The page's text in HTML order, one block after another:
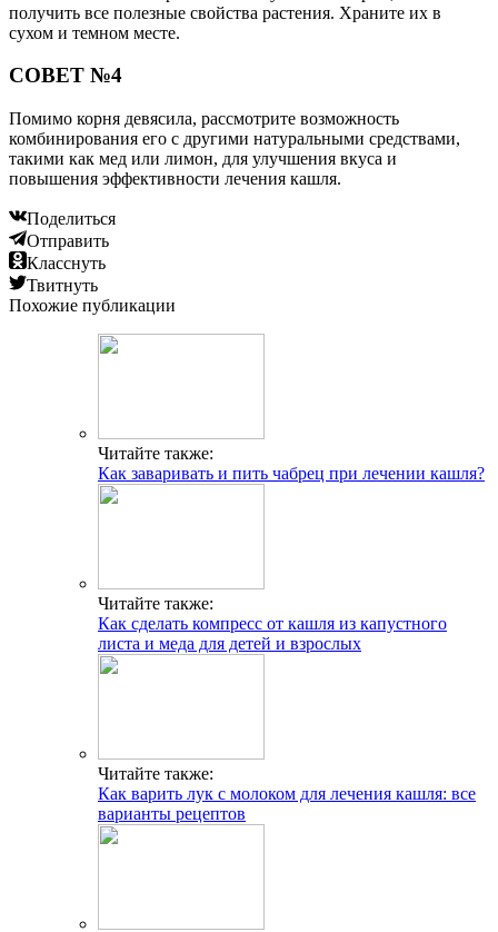
получить все полезные свойства растения. Храните их в
сухом и темном месте.
СОВЕТ №4
Помимо корня девясила, рассмотрите возможность
комбинирования его с другими натуральными средствами,
такими как мед или лимон, для улучшения вкуса и
повышения эффективности лечения кашля.
Поделиться
Отправить
Класснуть
Твитнуть
Похожие публикации
Читайте также:
Как заваривать и пить чабрец при лечении кашля?
Читайте также:
Как сделать компресс от кашля из капустного
листа и меда для детей и взрослых
Читайте также:
Как варить лук с молоком для лечения кашля: все
варианты рецептов